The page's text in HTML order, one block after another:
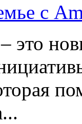
с
это